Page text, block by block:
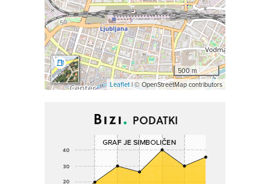
500 m
Leaflet| © OpenStreetMap contributors
PODATKI